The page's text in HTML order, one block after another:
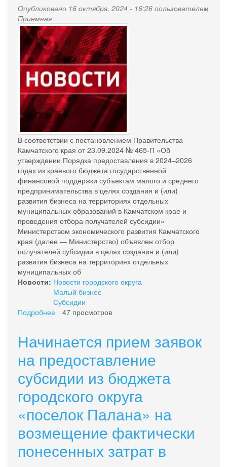
Опубликовано 16 октября, 2024 - 16:26 пользователем
Приемная
news-
palana.jpg
В соответствии с постановлением Правительства
Камчатского края от 23.09.2024 № 465-П «Об
утверждении Порядка предоставления в 2024–2026
годах из краевого бюджета государственной
финансовой поддержки субъектам малого и среднего
предпринимательства в целях создания и (или)
развития бизнеса на территориях отдельных
муниципальных образований в Камчатском крае и
проведения отбора получателей субсидии»
Министерством экономического развития Камчатского
края (далее — Министерство) объявлен отбор
получателей субсидии в целях создания и (или)
развития бизнеса на территориях отдельных
муниципальных об
Новости: Новости городского округа
Малый бизнес
Субсидии
Подробнее
целях
и
развития
бизнеса
на
территориях
отдельных
муниципальных
образований
в
47 просмотров
Начинается прием заявок
на предоставление
субсидии из бюджета
городского округа
«поселок Палана» на
возмещение фактически
понесенных затрат в